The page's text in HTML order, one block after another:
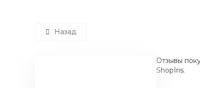
Назад
Отзывы
ShopIris.